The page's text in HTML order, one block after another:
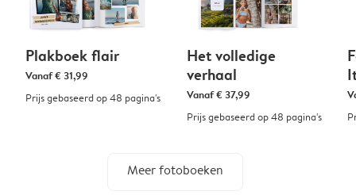
Plakboek flair
Vanaf€ 31,99
Prijs gebaseerd op 48 pagina's
Het volledige
verhaal
Vanaf€ 37,99
Prijs gebaseerd op 48 pagina's
Meer fotoboeken